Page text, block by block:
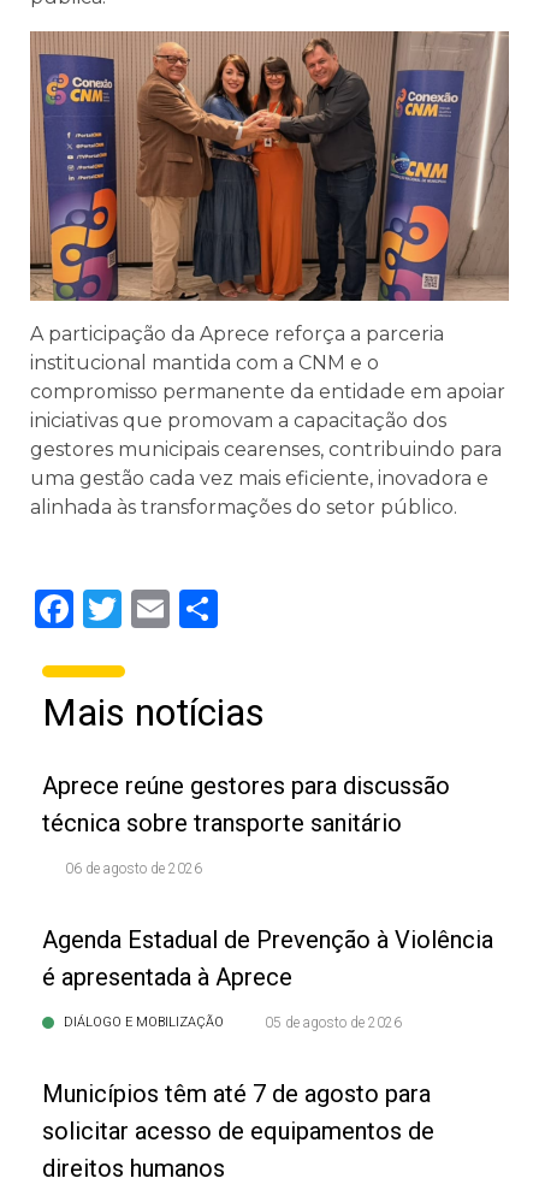
A participação da Aprece reforça a parceria
institucional mantida com a CNM e o
compromisso permanente da entidade em apoiar
iniciativas que promovam a capacitação dos
gestores municipais cearenses, contribuindo para
uma gestão cada vez mais eficiente, inovadora e
alinhada às transformações do setor público.
Facebook
Twitter
Email
Mais notícias
Aprece reúne gestores para discussão
técnica sobre transporte sanitário
06 de agosto de 2026
Agenda Estadual de Prevenção à Violência
é apresentada à Aprece
DIÁLOGO E MOBILIZAÇÃO 05 de agosto de 2026
Municípios têm até 7 de agosto para
solicitar acesso de equipamentos de
direitos humanos